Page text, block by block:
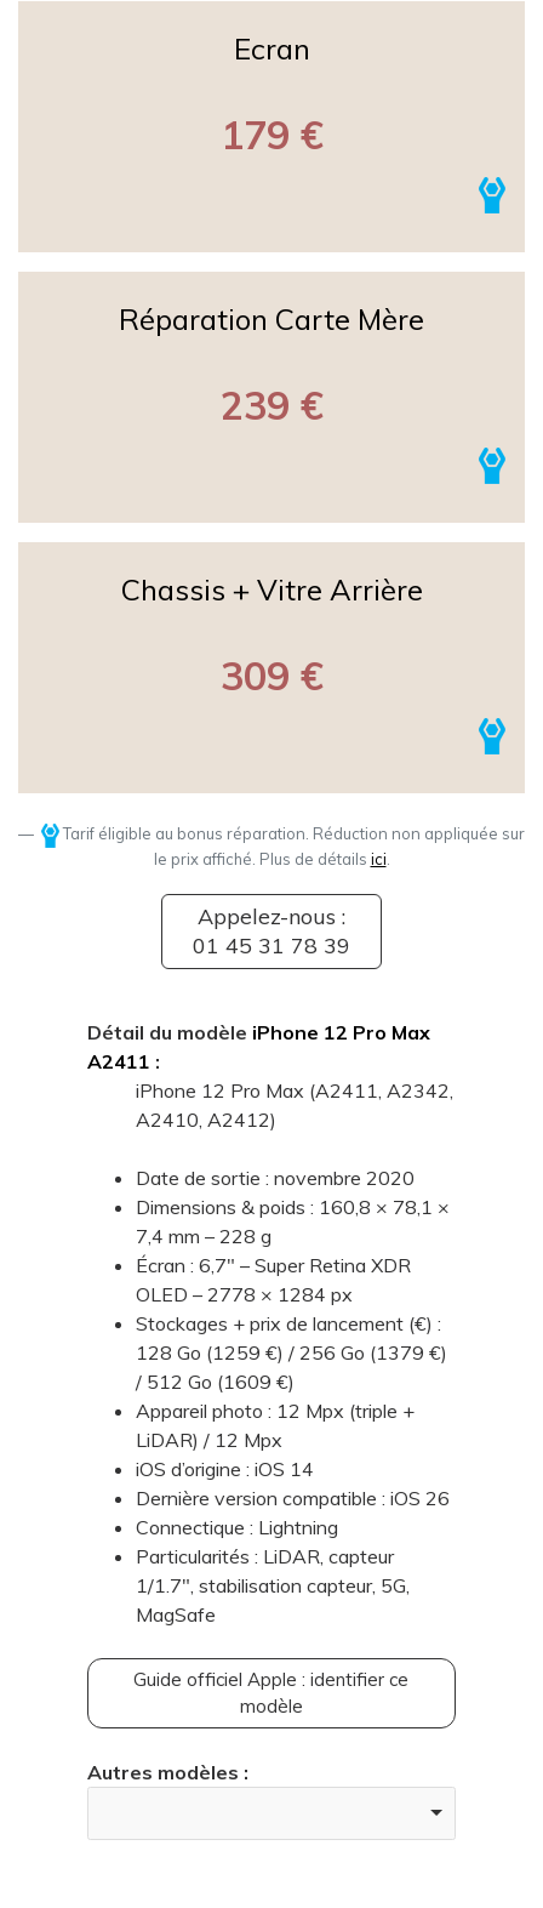
Ecran
179 €
Réparation Carte Mère
239 €
Chassis + Vitre Arrière
309 €
Tarif éligible au bonus réparation. Réduction non appliquée sur
le prix affiché. Plus de détails ici
Appelez-nous :
01 45 31 78 39
Détail du modèle iPhone 12 Pro Max
A2411 :
iPhone 12 Pro Max (A2411, A2342,
A2410, A2412)
Date de sortie : novembre 2020
Dimensions & poids : 160,8 × 78,1 ×
7,4 mm – 228 g
Écran : 6,7" – Super Retina XDR
OLED – 2778 × 1284 px
Stockages + prix de lancement (€) :
128 Go (1259 €) / 256 Go (1379 €)
/ 512 Go (1609 €)
Appareil photo : 12 Mpx (triple +
LiDAR) / 12 Mpx
iOS d’origine : iOS 14
Dernière version compatible : iOS 26
Connectique : Lightning
Particularités : LiDAR, capteur
1/1.7", stabilisation capteur, 5G,
MagSafe
Guide officiel Apple : identifier ce
modèle
Autres modèles :